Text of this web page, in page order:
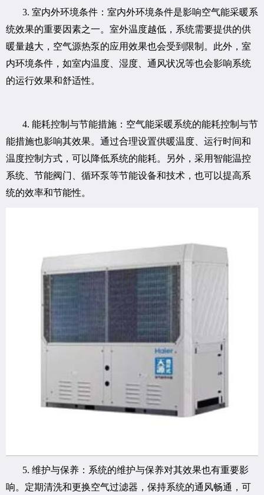
3. 室内外环境条件：室内外环境条件是影响空气能采暖系
统效果的重要因素之一。室外温度越低，系统需要提供的供
暖量越大，空气源热泵的应用效果也会受到限制。此外，室
内环境条件，如室内温度、湿度、通风状况等也会影响系统
的运行效果和舒适性。
4. 能耗控制与节能措施：空气能采暖系统的能耗控制与节
能措施也影响其效果。通过合理设置供暖温度、运行时间和
温度控制方式，可以降低系统的能耗。另外，采用智能温控
系统、节能阀门、循环泵等节能设备和技术，也可以提高系
统的效率和节能性。
5. 维护与保养：系统的维护与保养对其效果也有重要影
响。定期清洗和更换空气过滤器，保持系统的通风畅通，可